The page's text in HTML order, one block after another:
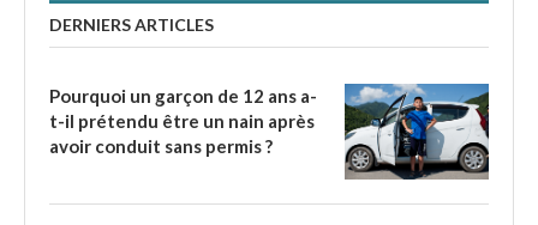
DERNIERS ARTICLES
Pourquoi un garçon de 12 ans a-
t-il prétendu être un nain après
avoir conduit sans permis ?